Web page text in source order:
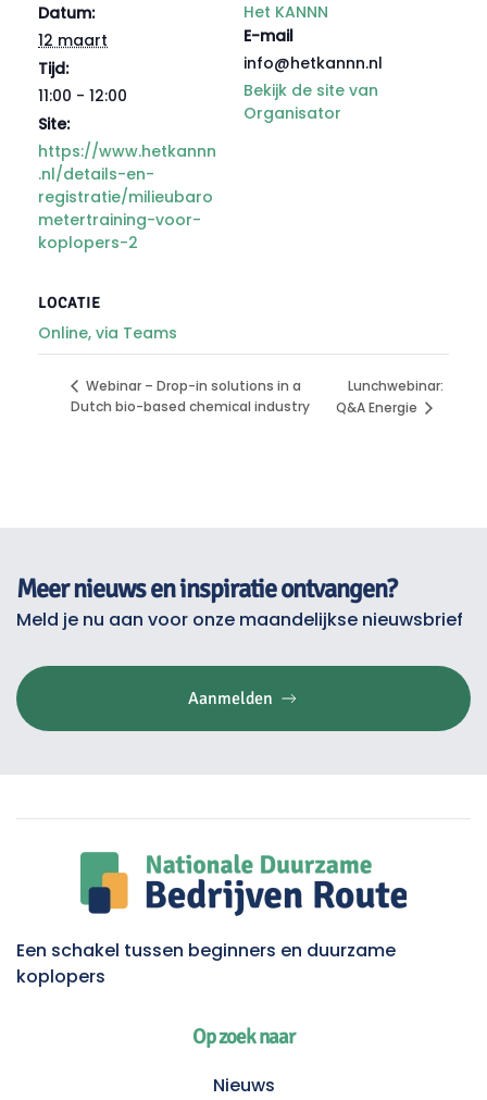
Datum:
12 maart
Tijd:
11:00 - 12:00
Site:
https://www.hetkannn
.nl/details-en-
registratie/milieubaro
metertraining-voor-
koplopers-2
Het KANNN
E-mail
info@hetkannn.nl
Bekijk de site van
Organisator
LOCATIE
Online, via Teams
Webinar – Drop-in solutions in a
Dutch bio-based chemical industry
Lunchwebinar:
Q&A Energie
Meer nieuws en inspiratie ontvangen?
Meld je nu aan voor onze maandelijkse nieuwsbrief
Aanmelden
Een schakel tussen beginners en duurzame
koplopers
Op zoek naar
Nieuws